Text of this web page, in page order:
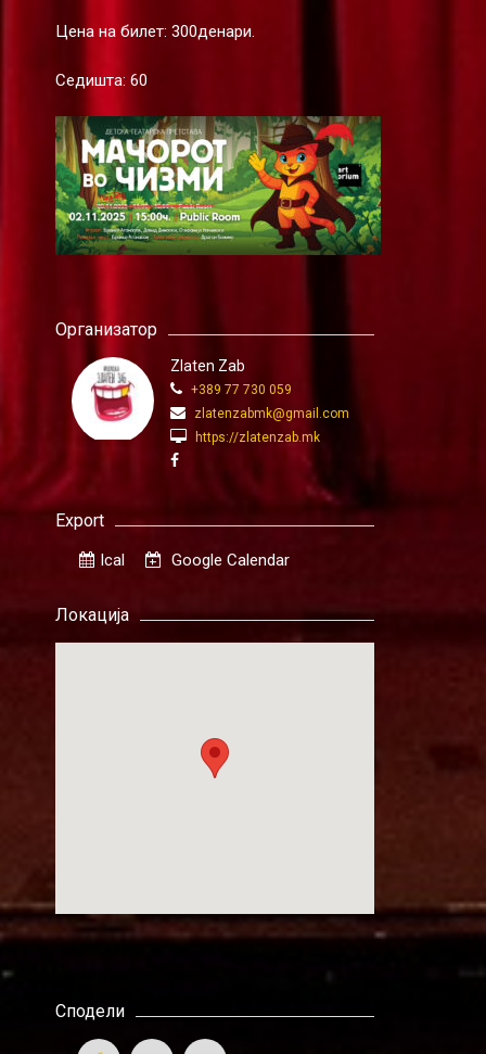
Цена на билет: 300денари.
Седишта: 60
Организатор
Zlaten Zab
+389 77 730 059
zlatenzabmk@gmail.com
https://zlatenzab.mk
Export
Ical Google Calendar
Локација
Сподели